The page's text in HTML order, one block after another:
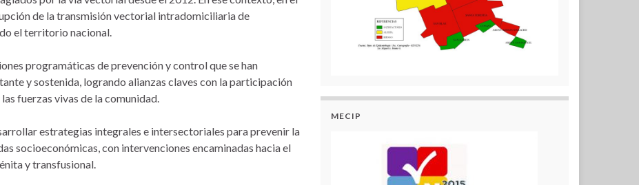
de la transmisión vectorial intradomiciliaria de
el territorio nacional.
programáticas de prevención y control que se han
y sostenida, logrando alianzas claves con la participación
fuerzas vivas de la comunidad.
estrategias integrales e intersectoriales para prevenir la
socioeconómicas, con intervenciones encaminadas hacia el
y transfusional.
MECIP